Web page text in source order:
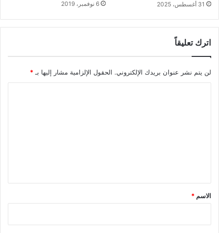
31 أغسطس، 2025 6 نوفمبر، 2019
اترك تعليقاً
لن يتم نشر عنوان بريدك الإلكتروني. الحقول الإلزامية مشار إليها بـ*
*
الاسم *